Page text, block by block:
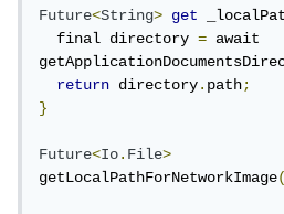
Future<String> get
  final directory
= await
return directory.path;
}
Future<Io.File>
getLocalPathForNetworkImage